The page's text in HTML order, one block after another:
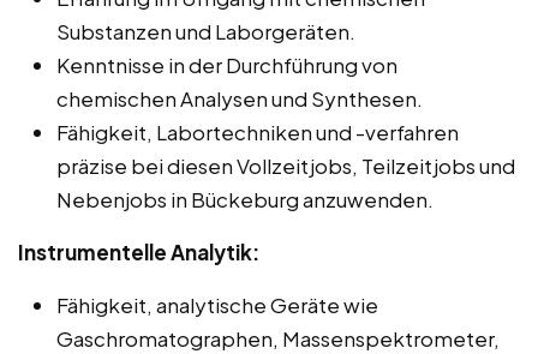
Substanzen und Laborgeräten.
Kenntnisse in der Durchführung von
chemischen Analysen und Synthesen.
Fähigkeit, Labortechniken und -verfahren
präzise bei diesen Vollzeitjobs, Teilzeitjobs und
Nebenjobs in Bückeburg anzuwenden.
Instrumentelle Analytik:
Fähigkeit, analytische Geräte wie
Gaschromatographen, Massenspektrometer,